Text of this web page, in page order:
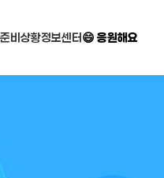
준비상황정보센터 😄 응원해요